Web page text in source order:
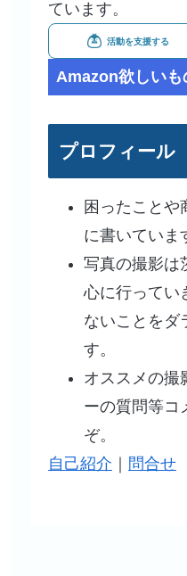
ています。
Amazon欲しいも
プロフィール
困ったことや
に書いていま
写真の撮影は
心に行ってい
ないことをダ
す。
オススメの撮
ーの質問等コ
ぞ。
自己紹介
問合せ